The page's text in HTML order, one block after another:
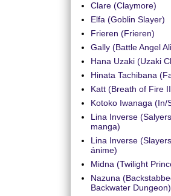
Clare (Claymore)
Elfa (Goblin Slayer)
Frieren (Frieren)
Gally (Battle Angel
Hana Uzaki (Uzaki
Hinata Tachibana
Katt (Breath of Fire
Kotoko Iwanaga (In/
Lina Inverse
manga)
Lina Inverse
ánime)
Midna (Twilight
Nazuna
Backwater Dungeon)